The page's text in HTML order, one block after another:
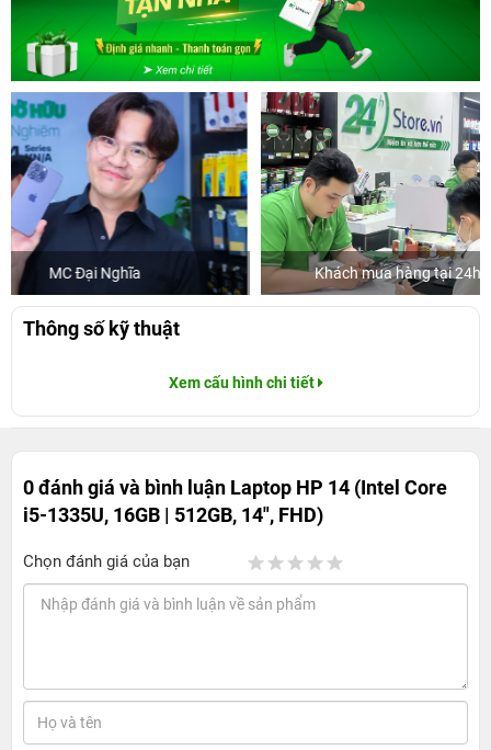
Khách mua hàng tại 24hStore Diễn
Thông số kỹ thuật
Xem cấu hình chi tiết
0 đánh giá và bình luận Laptop HP 14 (Intel Core
i5-1335U, 16GB | 512GB, 14", FHD)
Chọn đánh giá của bạn